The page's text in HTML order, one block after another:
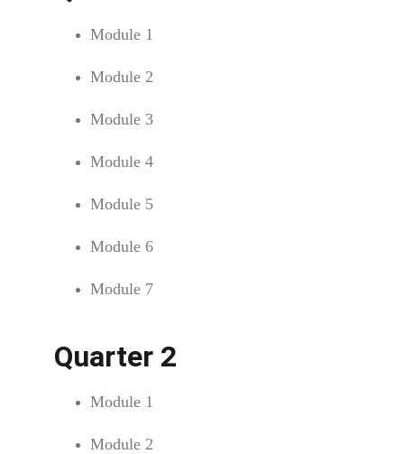
Quarter 2
Module 1
Module 2
Module 3
Module 4
Module 5
Module 6
Module 7
Module 1
Module 2